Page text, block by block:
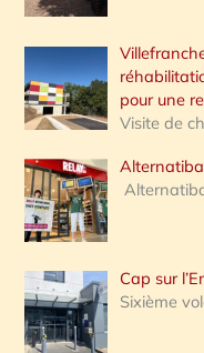
pour une
Visite de
Alternatiba
Cap sur
Sixième